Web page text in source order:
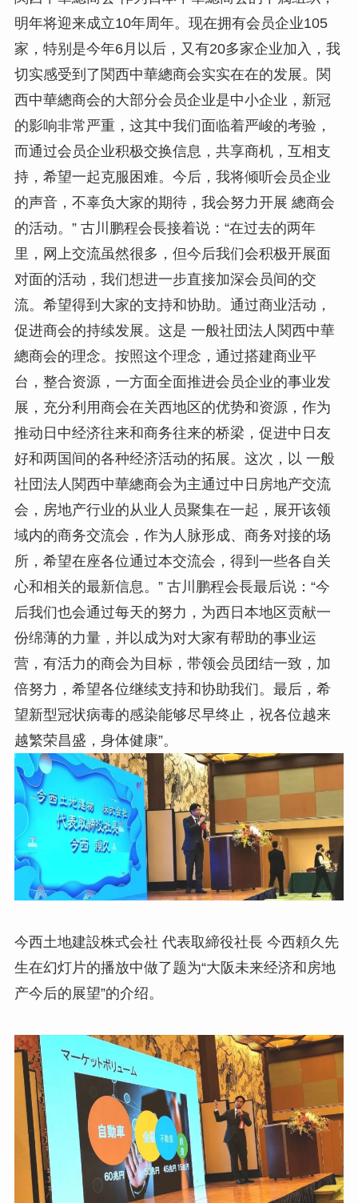
明年将迎来成立10年周年。现在拥有会员企业105
家，特别是今年6月以后，又有20多家企业加入，我
切实感受到了関西中華總商会实实在在的发展。関
西中華總商会的大部分会员企业是中小企业，新冠
的影响非常严重，这其中我们面临着严峻的考验，
而通过会员企业积极交换信息，共享商机，互相支
持，希望一起克服困难。今后，我将倾听会员企业
的声音，不辜负大家的期待，我会努力开展 總商会
的活动。” 古川鹏程会長接着说：“在过去的两年
里，网上交流虽然很多，但今后我们会积极开展面
对面的活动，我们想进一步直接加深会员间的交
流。希望得到大家的支持和协助。通过商业活动，
促进商会的持续发展。这是 一般社団法人関西中華
總商会的理念。按照这个理念，通过搭建商业平
台，整合资源，一方面全面推进会员企业的事业发
展，充分利用商会在关西地区的优势和资源，作为
推动日中经济往来和商务往来的桥梁，促进中日友
好和两国间的各种经济活动的拓展。这次，以 一般
社団法人関西中華總商会为主通过中日房地产交流
会，房地产行业的从业人员聚集在一起，展开该领
域内的商务交流会，作为人脉形成、商务对接的场
所，希望在座各位通过本交流会，得到一些各自关
心和相关的最新信息。” 古川鹏程会長最后说：“今
后我们也会通过每天的努力，为西日本地区贡献一
份绵薄的力量，并以成为对大家有帮助的事业运
营，有活力的商会为目标，带领会员团结一致，加
倍努力，希望各位继续支持和协助我们。最后，希
望新型冠状病毒的感染能够尽早终止，祝各位越来
越繁荣昌盛，身体健康”。
今西土地建設株式会社 代表取締役社長 今西頼久先
生在幻灯片的播放中做了题为“大阪未来经济和房地
产今后的展望”的介绍。